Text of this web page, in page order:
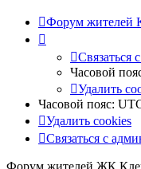
Форум жителей
Связаться
Часовой
Удалить
Часовой пояс:
Удалить cookies
Связаться с
Форум жителей ЖК